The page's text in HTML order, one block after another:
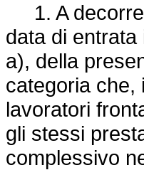
1. A
data di
a), della
categoria che,
lavoratori
gli stessi
complessivo